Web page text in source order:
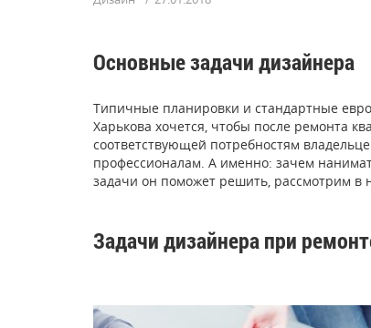
Основные задачи дизайнера
Типичные планировки и стандартные
Харькова хочется, чтобы после ремонта
соответствующей потребностям
профессионалам. А именно: зачем
задачи он поможет решить, рассмотрим
Задачи дизайнера при